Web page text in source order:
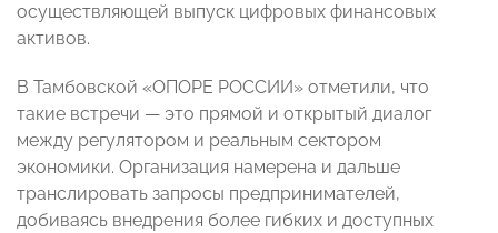
осуществляющей выпуск цифровых финансовых
активов.
В Тамбовской «ОПОРЕ РОССИИ» отметили, что
такие встречи — это прямой и открытый диалог
между регулятором и реальным сектором
экономики. Организация намерена и дальше
транслировать запросы предпринимателей,
добиваясь внедрения более гибких и доступных